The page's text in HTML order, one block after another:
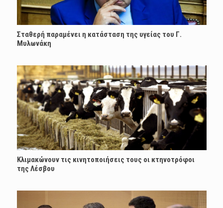
Σταθερή παραμένει η κατάσταση της υγείας του Γ.
Μυλωνάκη
Κλιμακώνουν τις κινητοποιήσεις τους οι κτηνοτρόφοι
της Λέσβου